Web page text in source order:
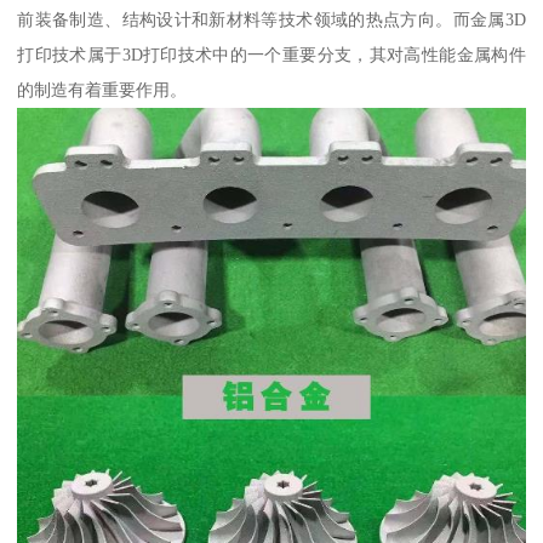
前装备制造、结构设计和新材料等技术领域的热点方向。而金属3D
打印技术属于3D打印技术中的一个重要分支，其对高性能金属构件
的制造有着重要作用。